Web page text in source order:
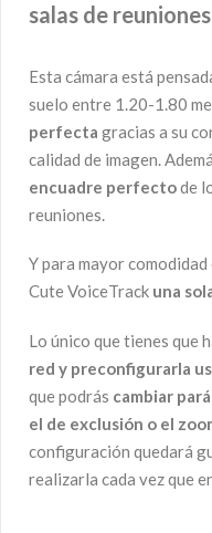
salas de reuniones
Esta cámara está
suelo entre 1.20-1.80
perfecta gracias a su
calidad de imagen.
encuadre perfectode
reuniones.
Y para mayor
Cute VoiceTrack una
Lo único que tienes que
red y preconfigurarla
que podrás cambiar
el de exclusión o el
configuración quedará
realizarla cada vez que